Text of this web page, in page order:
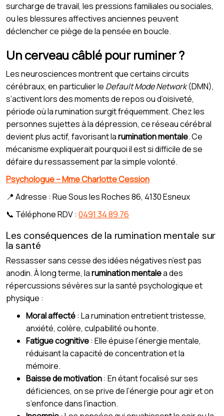
surcharge de travail, les pressions familiales ou sociales,
ou les blessures affectives anciennes peuvent
déclencher ce piège de la pensée en boucle.
Un cerveau câblé pour ruminer ?
Les neurosciences montrent que certains circuits
cérébraux, en particulier le Default Mode Network(DMN),
s’activent lors des moments de repos ou d’oisiveté,
période où la rumination surgit fréquemment. Chez les
personnes sujettes à la dépression, ce réseau cérébral
devient plus actif, favorisant larumination mentale. Ce
mécanisme expliquerait pourquoi il est si difficile de se
défaire du ressassement par la simple volonté.
Psychologue – Mme Charlotte Cession
📍 Adresse : Rue Sous les Roches 86, 4130 Esneux
📞 Téléphone RDV : 0491 34 89 76
Les conséquences de la rumination mentale sur
la santé
Ressasser sans cesse des idées négatives n’est pas
anodin. À long terme, larumination mentalea des
répercussions sévères sur la santé psychologique et
physique :
Moral affecté: La rumination entretient tristesse,
anxiété, colère, culpabilité ou honte.
Fatigue cognitive: Elle épuise l’énergie mentale,
réduisant la capacité de concentration et la
mémoire.
Baisse de motivation: En étant focalisé sur ses
déficiences, on se prive de l’énergie pour agir et on
s’enfonce dans l’inaction.